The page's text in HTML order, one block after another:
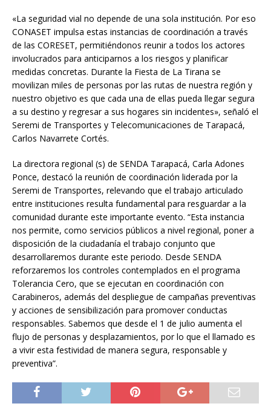
«La seguridad vial no depende de una sola institución. Por eso
CONASET impulsa estas instancias de coordinación a través
de las CORESET, permitiéndonos reunir a todos los actores
involucrados para anticiparnos a los riesgos y planificar
medidas concretas. Durante la Fiesta de La Tirana se
movilizan miles de personas por las rutas de nuestra región y
nuestro objetivo es que cada una de ellas pueda llegar segura
a su destino y regresar a sus hogares sin incidentes», señaló el
Seremi de Transportes y Telecomunicaciones de Tarapacá,
Carlos Navarrete Cortés.
La directora regional (s) de SENDA Tarapacá, Carla Adones
Ponce, destacó la reunión de coordinación liderada por la
Seremi de Transportes, relevando que el trabajo articulado
entre instituciones resulta fundamental para resguardar a la
comunidad durante este importante evento. “Esta instancia
nos permite, como servicios públicos a nivel regional, poner a
disposición de la ciudadanía el trabajo conjunto que
desarrollaremos durante este periodo. Desde SENDA
reforzaremos los controles contemplados en el programa
Tolerancia Cero, que se ejecutan en coordinación con
Carabineros, además del despliegue de campañas preventivas
y acciones de sensibilización para promover conductas
responsables. Sabemos que desde el 1 de julio aumenta el
flujo de personas y desplazamientos, por lo que el llamado es
a vivir esta festividad de manera segura, responsable y
preventiva”.